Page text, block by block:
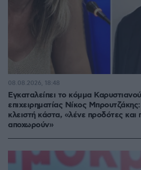
Εγκαταλείπει το κόμμα
επιχειρηματίας Νίκος
κλειστή κάστα, «λένε προδότες
αποχωρούν»
08.08.2026, 18:48